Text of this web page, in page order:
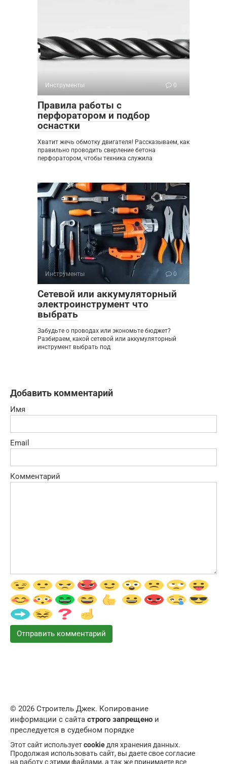
Инструменты 0
Правила работы с
перфоратором и подбор
оснастки
Хватит жечь обмотку двигателя! Рассказываем, как
правильно проводить сверление бетона
перфоратором, чтобы техника служила
Инструменты 0
Сетевой или аккумуляторный
электроинструмент что
выбрать
Забудьте о проводах или экономьте бюджет?
Разбираем, какой сетевой или аккумуляторный
инструмент выбрать под
Добавить комментарий
Имя
Email
Комментарий
© 2026 Строитель Джек. Копирование
информации с сайта строго запрещено и
преследуется в судебном порядке
Этот сайт используетcookie для хранения данных.
Продолжая использовать сайт, вы даете свое согласие
на работу с этими файлами, а так же принимаете все